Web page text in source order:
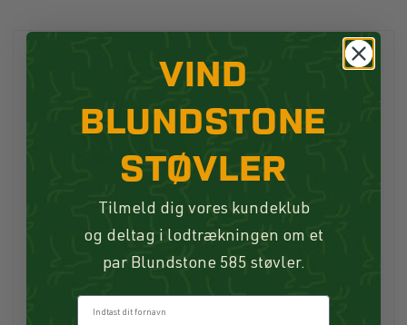
VIND
BLUNDSTONE
STØVLER
Tilmeld dig vores kundeklub
og deltag i lodtrækningen om et
par Blundstone 585 støvler.
Fornavn